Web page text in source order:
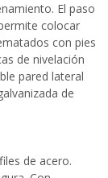
El paso
colocar
con pies
de nivelación
pared lateral
de
de acero.